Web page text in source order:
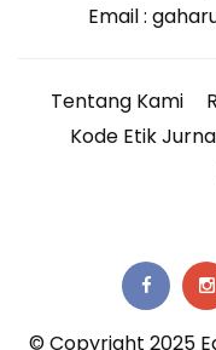
Email :
Tentang Kami
Kode Etik
© Copyright 2025